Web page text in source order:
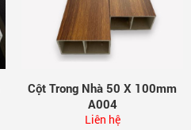
Cột Trong Nhà 50 X 100mm
A004
Liên hệ